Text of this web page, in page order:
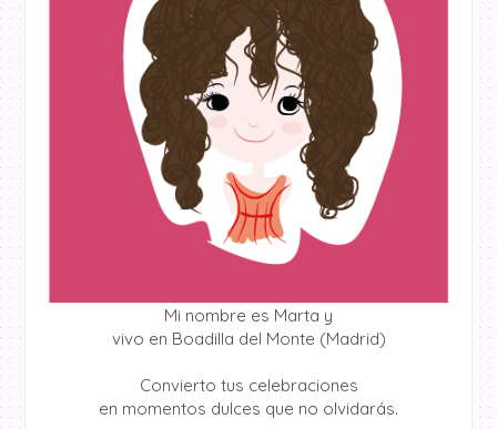
Mi nombre es Marta y
vivo en Boadilla del Monte (Madrid)
Convierto tus celebraciones
en momentos dulces que no olvidarás.